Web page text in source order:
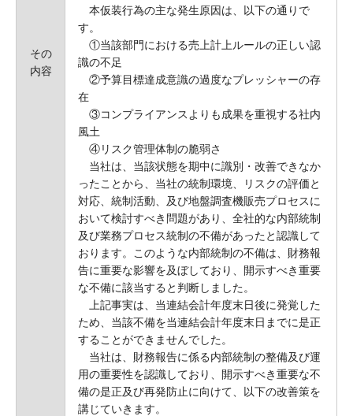
その
内容
本仮装行為の主な発生原因は、以下の通りで
す。
①当該部門における売上計上ルールの正しい認
識の不足
②予算目標達成意識の過度なプレッシャーの存
在
③コンプライアンスよりも成果を重視する社内
風土
④リスク管理体制の脆弱さ
当社は、当該状態を期中に識別・改善できなか
ったことから、当社の統制環境、リスクの評価と
対応、統制活動、及び地盤調査機販売プロセスに
おいて検討すべき問題があり、全社的な内部統制
及び業務プロセス統制の不備があったと認識して
おります。このような内部統制の不備は、財務報
告に重要な影響を及ぼしており、開示すべき重要
な不備に該当すると判断しました。
上記事実は、当連結会計年度末日後に発覚した
ため、当該不備を当連結会計年度末日までに是正
することができませんでした。
当社は、財務報告に係る内部統制の整備及び運
用の重要性を認識しており、開示すべき重要な不
備の是正及び再発防止に向けて、以下の改善策を
講じていきます。